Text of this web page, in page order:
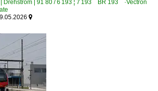
Drehstrom | 91 80 / 6 193 ¦ 7 193 BR 193 ·Vectron
